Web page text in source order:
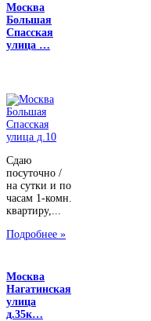
Москва
Большая
Спасская
улица …
Сдаю
посуточно /
на сутки и по
часам 1-комн.
квартиру,...
Подробнее »
Москва
Нагатинская
улица
д.35к…